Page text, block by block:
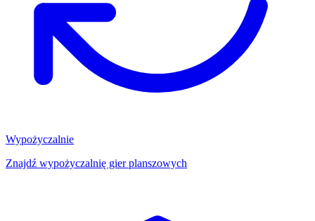
Wypożyczalnie
Znajdź wypożyczalnię gier planszowych